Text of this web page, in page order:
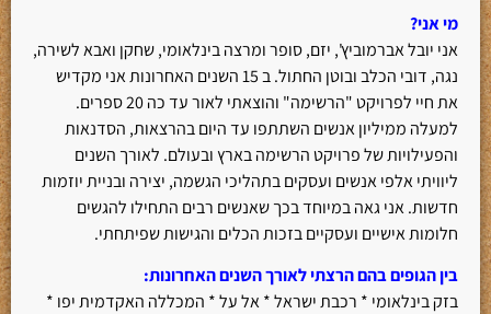
מי אני?
אני יובל אברמוביץ', יזם, סופר ומרצה בינלאומי, שחקן ואבא לשירה,
נגה, דובי הכלב ובוטן החתול. ב 15 השנים האחרונות אני מקדיש
את חיי לפרויקט "הרשימה" והוצאתי לאור עד כה 20 ספרים.
למעלה ממיליון אנשים השתתפו עד היום בהרצאות, הסדנאות
והפעילויות של פרויקט הרשימה בארץ ובעולם. לאורך השנים
ליוויתי אלפי אנשים ועסקים בתהליכי הגשמה, יצירה ובניית יוזמות
חדשות. אני גאה במיוחד בכך שאנשים רבים התחילו להגשים
חלומות אישיים ועסקיים בזכות הכלים והגישות שפיתחתי.
בין הגופים בהם הרצתי לאורך השנים האחרונות:
בזק בינלאומי * רכבת ישראל * אל על * המכללה האקדמית יפו *